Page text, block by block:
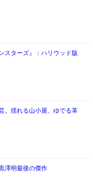
スターズ』：ハリウッド版
。揺れる山小屋、ゆでる革
澤明最後の傑作